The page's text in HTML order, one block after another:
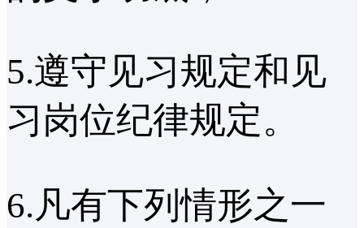
5.遵守见习规定和见
习岗位纪律规定。
6.凡有下列情形之一